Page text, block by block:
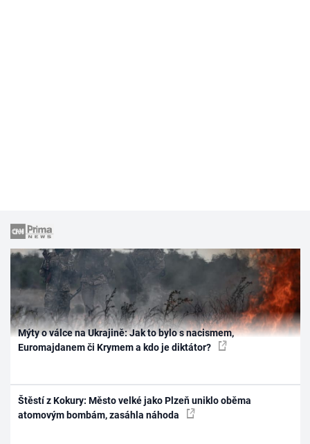
Mýty o válce na Ukrajině: Jak to bylo s nacismem,
Euromajdanem či Krymem a kdo je diktátor?
Štěstí z Kokury: Město velké jako Plzeň uniklo oběma
atomovým bombám, zasáhla náhoda